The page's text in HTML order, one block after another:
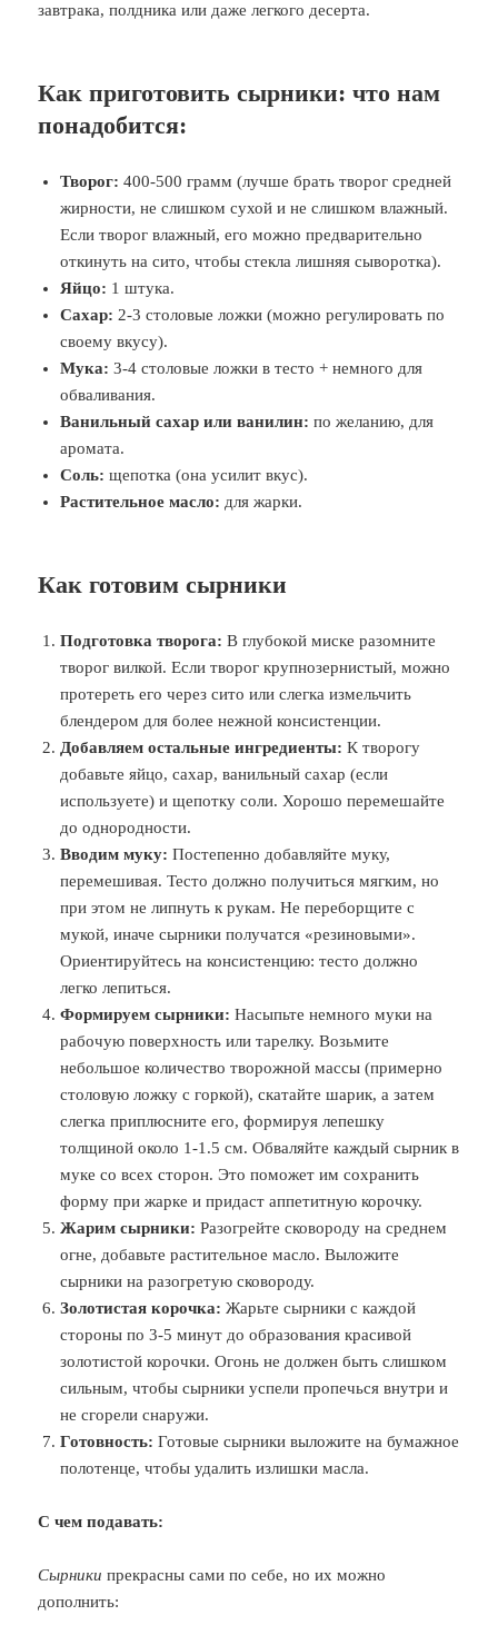
завтрака, полдника или даже легкого десерта.
Как приготовить сырники: что нам
понадобится:
Творог: 400-500 грамм (лучше брать творог средней
жирности, не слишком сухой и не слишком влажный.
Если творог влажный, его можно предварительно
откинуть на сито, чтобы стекла лишняя сыворотка).
Яйцо: 1 штука.
Сахар: 2-3 столовые ложки (можно регулировать по
своему вкусу).
Мука: 3-4 столовые ложки в тесто + немного для
обваливания.
Ванильный сахар или ванилин: по желанию, для
аромата.
Соль: щепотка (она усилит вкус).
Растительное масло: для жарки.
Как готовим сырники
Подготовка творога: В глубокой миске разомните
творог вилкой. Если творог крупнозернистый, можно
протереть его через сито или слегка измельчить
блендером для более нежной консистенции.
Добавляем остальные ингредиенты: К творогу
добавьте яйцо, сахар, ванильный сахар (если
используете) и щепотку соли. Хорошо перемешайте
до однородности.
Вводим муку: Постепенно добавляйте муку,
перемешивая. Тесто должно получиться мягким, но
при этом не липнуть к рукам. Не переборщите с
мукой, иначе сырники получатся «резиновыми».
Ориентируйтесь на консистенцию: тесто должно
легко лепиться.
Формируем сырники: Насыпьте немного муки на
рабочую поверхность или тарелку. Возьмите
небольшое количество творожной массы (примерно
столовую ложку с горкой), скатайте шарик, а затем
слегка приплюсните его, формируя лепешку
толщиной около 1-1.5 см. Обваляйте каждый сырник в
муке со всех сторон. Это поможет им сохранить
форму при жарке и придаст аппетитную корочку.
Жарим сырники: Разогрейте сковороду на среднем
огне, добавьте растительное масло. Выложите
сырники на разогретую сковороду.
Золотистая корочка: Жарьте сырники с каждой
стороны по 3-5 минут до образования красивой
золотистой корочки. Огонь не должен быть слишком
сильным, чтобы сырники успели пропечься внутри и
не сгорели снаружи.
Готовность: Готовые сырники выложите на бумажное
полотенце, чтобы удалить излишки масла.
С чем подавать:
Сырники прекрасны сами по себе, но их можно
дополнить: